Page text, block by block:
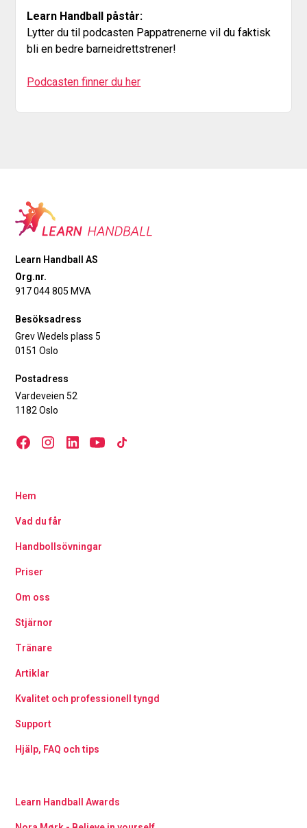
Learn Handball påstår:
Lytter du til podcasten Pappatrenerne vil du faktisk
bli en bedre barneidrettstrener!
Podcasten finner du her
Learn Handball AS
Org.nr.
917 044 805 MVA
Besöksadress
Grev Wedels plass 5
0151 Oslo
Postadress
Vardeveien 52
1182 Oslo
Hem
Vad du får
Handbollsövningar
Priser
Om oss
Stjärnor
Tränare
Artiklar
Kvalitet och professionell tyngd
Support
Hjälp, FAQ och tips
Learn Handball Awards